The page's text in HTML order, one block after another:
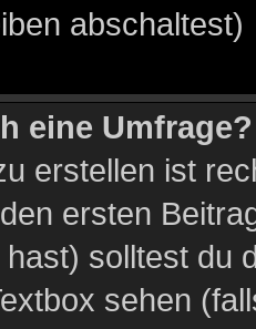
abschaltest)
eine Umfrage?
erstellen ist
ersten
hast) solltest du
sehen